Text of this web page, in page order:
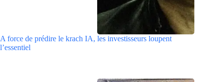
A force de prédire le krach IA, les investisseurs loupent
l’essentiel